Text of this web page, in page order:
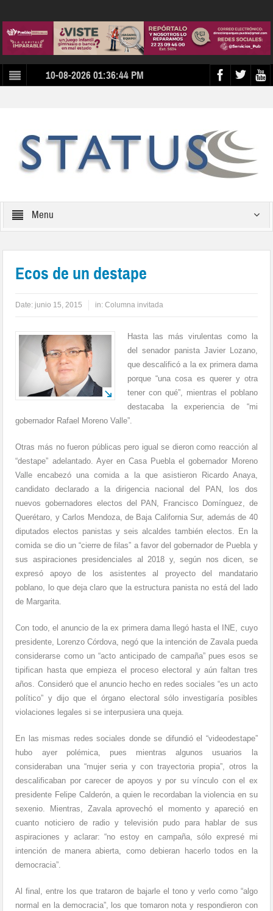
10-08-2026 01:36:44 PM
Menu
Ecos de un destape
Date: junio 15, 2015 in:Columna invitada
Hasta las más virulentas como la
del senador panista Javier Lozano,
que descalificó a la ex primera dama
porque “una cosa es querer y otra
tener con qué”, mientras el poblano
destacaba la experiencia de “mi
gobernador Rafael Moreno Valle”.
Otras más no fueron públicas pero igual se dieron como reacción al
“destape” adelantado. Ayer en Casa Puebla el gobernador Moreno
Valle encabezó una comida a la que asistieron Ricardo Anaya,
candidato declarado a la dirigencia nacional del PAN, los dos
nuevos gobernadores electos del PAN, Francisco Domínguez, de
Querétaro, y Carlos Mendoza, de Baja California Sur, además de 40
diputados electos panistas y seis alcaldes también electos. En la
comida se dio un “cierre de filas” a favor del gobernador de Puebla y
sus aspiraciones presidenciales al 2018 y, según nos dicen, se
expresó apoyo de los asistentes al proyecto del mandatario
poblano, lo que deja claro que la estructura panista no está del lado
de Margarita.
Con todo, el anuncio de la ex primera dama llegó hasta el INE, cuyo
presidente, Lorenzo Córdova, negó que la intención de Zavala pueda
considerarse como un “acto anticipado de campaña” pues esos se
tipifican hasta que empieza el proceso electoral y aún faltan tres
años. Consideró que el anuncio hecho en redes sociales “es un acto
político” y dijo que el órgano electoral sólo investigaría posibles
violaciones legales si se interpusiera una queja.
En las mismas redes sociales donde se difundió el “videodestape”
hubo ayer polémica, pues mientras algunos usuarios la
consideraban una “mujer seria y con trayectoria propia”, otros la
descalificaban por carecer de apoyos y por su vínculo con el ex
presidente Felipe Calderón, a quien le recordaban la violencia en su
sexenio. Mientras, Zavala aprovechó el momento y apareció en
cuanto noticiero de radio y televisión pudo para hablar de sus
aspiraciones y aclarar: “no estoy en campaña, sólo expresé mi
intención de manera abierta, como debieran hacerlo todos en la
democracia”.
Al final, entre los que trataron de bajarle el tono y verlo como “algo
normal en la democracia”, los que tomaron nota y respondieron con